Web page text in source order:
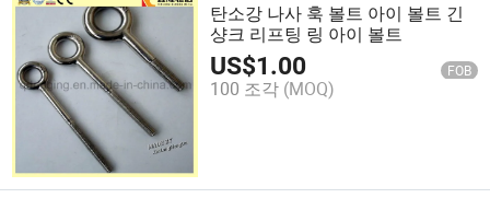
탄소강 나사 훅 볼트 아이 볼트 긴
샹크 리프팅 링 아이 볼트
US$1.00 FOB
100 조각 (MOQ)